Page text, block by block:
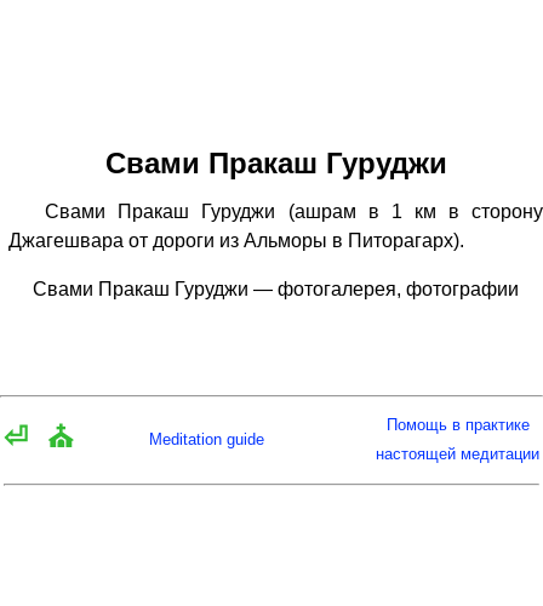
Свами Пракаш Гуруджи
Свами Пракаш Гуруджи (ашрам в 1 км в сторону
Джагешвара от дороги из Альморы в Питорагарх).
Свами Пракаш Гуруджи — фотогалерея, фотографии
⏎ ⛪ Meditation guide
Помощь в практике
настоящей медитации